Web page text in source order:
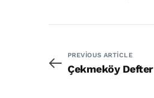
PREVIOUS ARTICLE
Çekmeköy Defter